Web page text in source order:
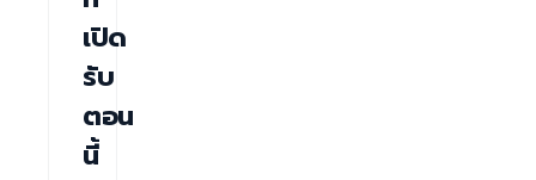
เปิด
รับ
ตอน
นี้